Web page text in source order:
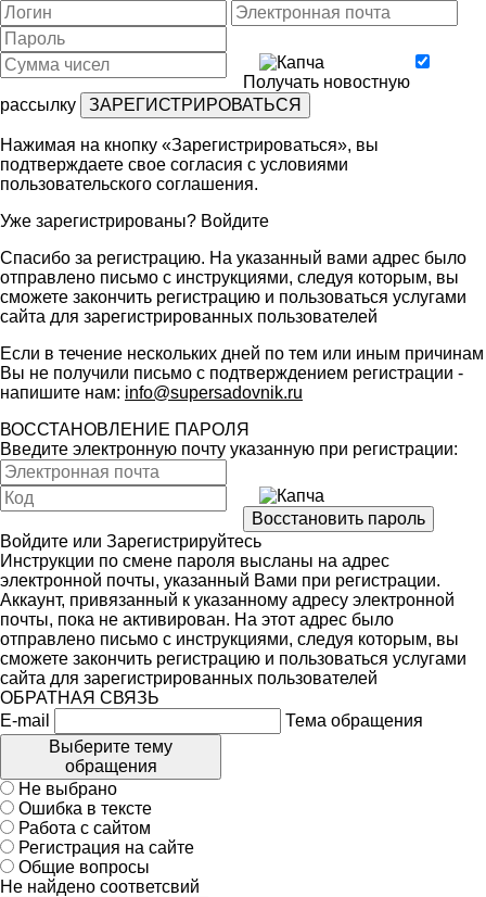
Получать новостную
рассылку
Нажимая на кнопку «Зарегистрироваться», вы
подтверждаете свое согласия с условиями
пользовательского соглашения.
Уже зарегистрированы? Войдите
Спасибо за регистрацию. На указанный вами адрес было
отправлено письмо с инструкциями, следуя которым, вы
сможете закончить регистрацию и пользоваться услугами
сайта для зарегистрированных пользователей
Если в течение нескольких дней по тем или иным причинам
Вы не получили письмо с подтверждением регистрации -
напишите нам: info@supersadovnik.ru
ВОССТАНОВЛЕНИЕ ПАРОЛЯ
Введите электронную почту указанную при регистрации:
Войдите или Зарегистрируйтесь
Инструкции по смене пароля высланы на адрес
электронной почты, указанный Вами при регистрации.
Аккаунт, привязанный к указанному адресу электронной
почты, пока не активирован. На этот адрес было
отправлено письмо с инструкциями, следуя которым, вы
сможете закончить регистрацию и пользоваться услугами
сайта для зарегистрированных пользователей
ОБРАТНАЯ СВЯЗЬ
E-mail
Тема обращения
Выберите тему
обращения
Не выбрано
Ошибка в тексте
Работа с сайтом
Регистрация на сайте
Общие вопросы
Не найдено соответсвий